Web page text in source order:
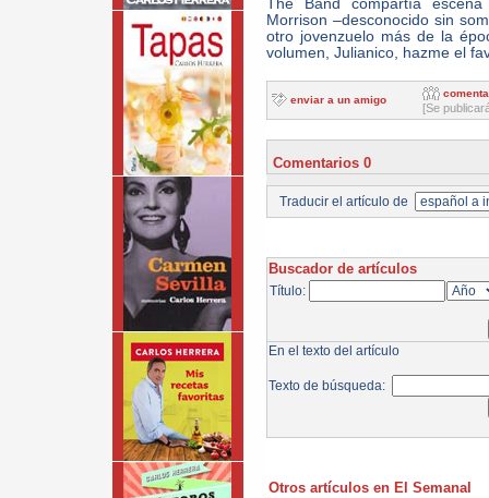
The Band compartía
Morrison –desconocido sin
otro jovenzuelo más de la
volumen, Julianico, hazme el
enviar a un amigo
[Se
Comentarios 0
Traducir el artículo de
Buscador de artículos
Título:
En el texto del artículo
Texto de búsqueda:
Otros artículos en El Semanal